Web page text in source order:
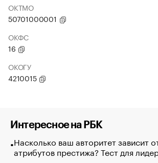
ОКТМО
50701000001
ОКФС
16
ОКОГУ
4210015
Интересное на РБК
Насколько ваш авторитет зависит
атрибутов престижа? Тест для